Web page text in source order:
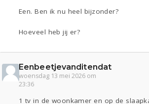
Een. Ben ik nu heel bijzonder?
Hoeveel heb jij er?
Eenbeetjevanditendat
woensdag 13 mei 2026 om
23:36
1 tv in de woonkamer en op de